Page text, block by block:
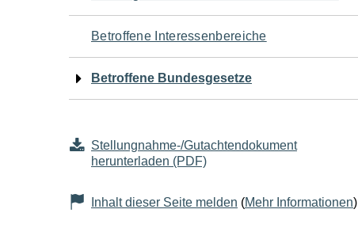
für
den
Seiteninhalt
Betroffene Interessenbereiche
Betroffene Bundesgesetze
Stellungnahme-/Gutachtendokument
herunterladen (PDF)
Inhalt dieser Seite melden (Mehr Informationen)